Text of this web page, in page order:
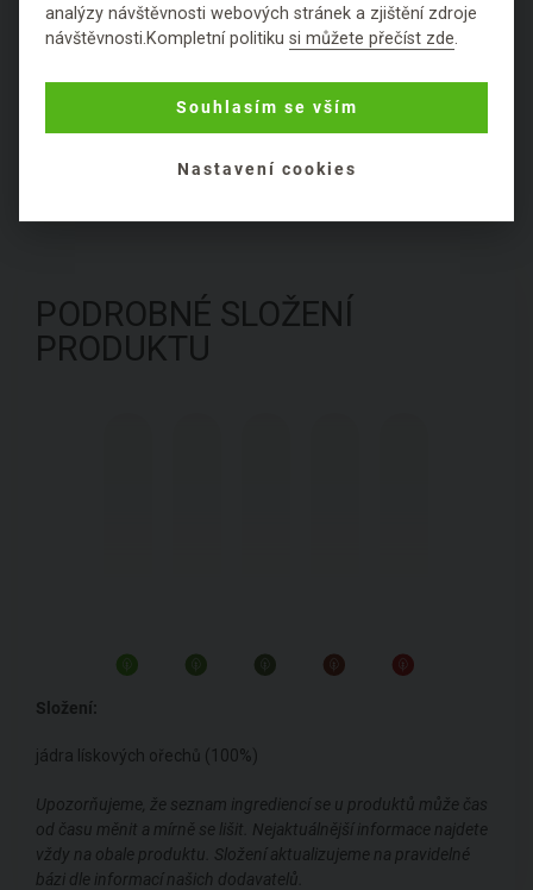
které by mohly vzbudit dojem jiného prospěšného
účinku - i přes to, že se právě pro tyto vlastnosti
PODROBNÉ SLOŽENÍ
PRODUKTU
Složení:
jádra lískových ořechů (100%)
Upozorňujeme, že seznam ingrediencí se u produktů může čas
od času měnit a mírně se lišit. Nejaktuálnější informace najdete
vždy na obale produktu. Složení aktualizujeme na pravidelné
bázi dle informací našich dodavatelů.
analýzy návštěvnosti webových stránek a zjištění zdroje
návštěvnosti.Kompletní politikusi můžete přečíst zde.
Souhlasím se vším
Nastavení cookies